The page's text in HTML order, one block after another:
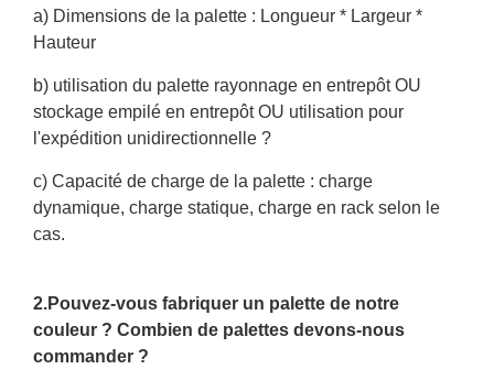
a) Dimensions de la palette : Longueur * Largeur *
Hauteur
b) utilisation du palette rayonnage en entrepôt OU
stockage empilé en entrepôt OU utilisation pour
l'expédition unidirectionnelle ?
c) Capacité de charge de la palette : charge
dynamique, charge statique, charge en rack selon le
cas.
2.Pouvez-vous fabriquer un palette de notre
couleur ? Combien de palettes devons-nous
commander ?